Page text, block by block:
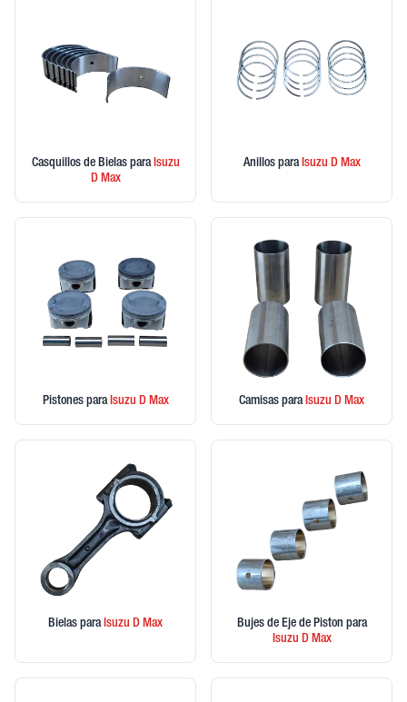
Casquillos de Bielas paraIsuzu
D Max
Anillos paraIsuzu D Max
Pistones paraIsuzu D Max Camisas paraIsuzu D Max
Bielas paraIsuzu D Max Bujes de Eje de Piston para
Isuzu D Max